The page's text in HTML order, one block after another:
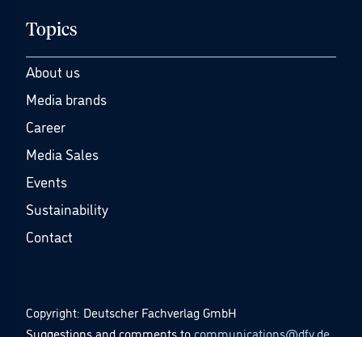
Topics
About us
Media brands
Career
Media Sales
Events
Sustainability
Contact
Copyright: Deutscher Fachverlag GmbH
Suggestions and comments to communications@dfv.de